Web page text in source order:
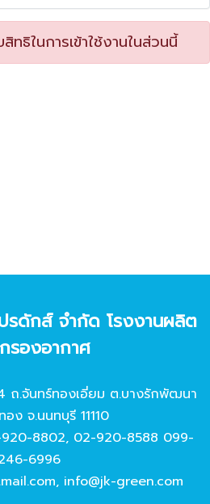
ธิในการเข้าใช้งานในส่วนนี้
รดักส์ จํากัด โรงงานผลิต
รองอากาศ
ถ.จันทร์ทองเอี่ยม ต.บางรักพัฒนา
อง จ.นนทบุรี 11110
8802, 02-920-8588 099-
6996
, info@jk-green.com